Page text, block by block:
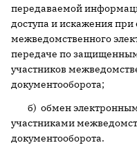
передаваемой
доступа и искажения
межведомственного
передаче по
участников
документооборота;
б) обмен
участниками
документооборота.